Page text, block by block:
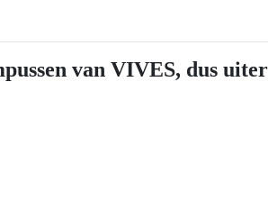
van VIVES, dus